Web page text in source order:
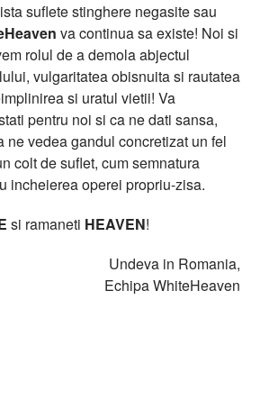
suflete stinghere negasite sau
va continua sa existe! Noi si
rolul de a demola abjectul
vulgaritatea obisnuita si rautatea
si uratul vietii! Va
pentru noi si ca ne dati sansa,
ne vedea gandul concretizat un fel
colt de suflet, cum semnatura
incheierea operei propriu-zisa.
si ramaneti HEAVEN!
Undeva in Romania,
Echipa WhiteHeaven